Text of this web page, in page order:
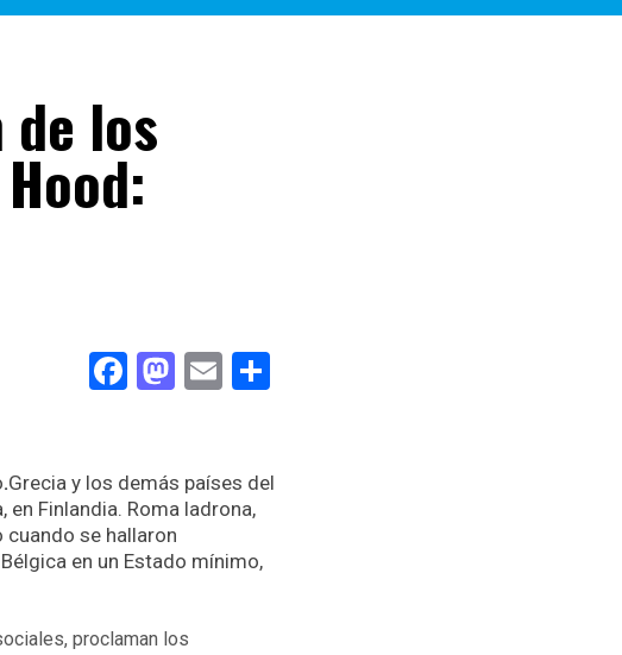
los
Facebook
Mastodon
Email
.Grecia y los demás países del
en Finlandia. Roma ladrona,
cuando se hallaron
en un Estado mínimo,
proclaman los